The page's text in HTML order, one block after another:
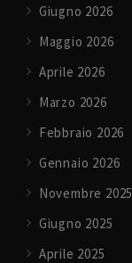
Giugno 2026
Maggio 2026
Aprile 2026
Marzo 2026
Febbraio 2026
Gennaio 2026
Novembre 2025
Giugno 2025
Aprile 2025